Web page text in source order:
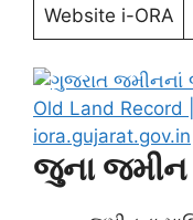
Website i-ORA
જુના જમીન